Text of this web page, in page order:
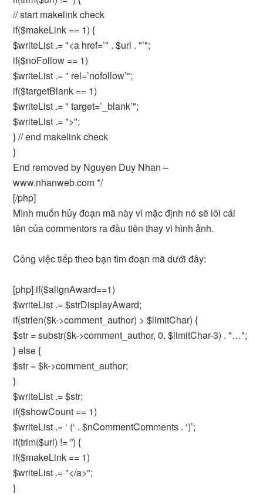
// start makelink check
if($makeLink == 1) {
$writeList .= "<a href=’" . $url . "’";
if($noFollow == 1)
$writeList .= " rel=’nofollow’";
if($targetBlank == 1)
$writeList .= " target=’_blank’";
$writeList .= ">";
} // end makelink check
}
End removed by Nguyen Duy Nhan –
www.nhanweb.com */
[/php]
Mình muốn hủy đoạn mã này vì mặc định nó sẽ lôi cái
tên của commentors ra đầu tiên thay vì hình ảnh.
Công việc tiếp theo bạn tìm đoạn mã dưới đây:
[php] if($alignAward==1)
$writeList .= $strDisplayAward;
if(strlen($k->comment_author) > $limitChar) {
$str = substr($k->comment_author, 0, $limitChar-3) . "…";
} else {
$str = $k->comment_author;
}
$writeList .= $str;
if($showCount == 1)
$writeList .= ‘ (‘ . $nCommentComments . ‘)’;
if(trim($url) != ”) {
if($makeLink == 1)
$writeList .= "</a>";
}